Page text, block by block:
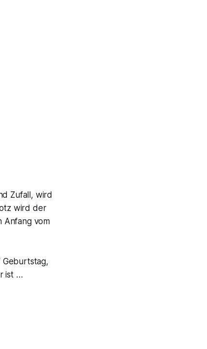
Zufall, wird
wird der
Anfang vom
Geburtstag,
ist …